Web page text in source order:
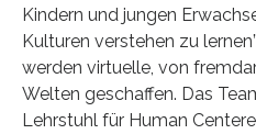
Kindern und jungen
Kulturen verstehen zu
werden virtuelle, von
Welten geschaffen. Das
Lehrstuhl für Human